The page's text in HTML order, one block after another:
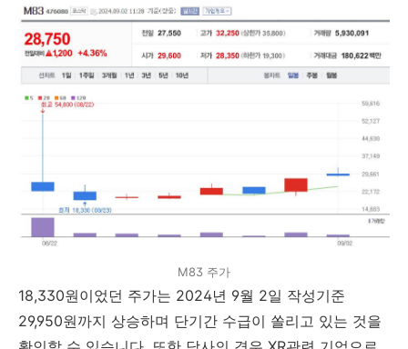
M83 주가
18,330원이었던 주가는 2024년 9월 2일 작성기준
29,950원까지 상승하며 단기간 수급이 쏠리고 있는 것을